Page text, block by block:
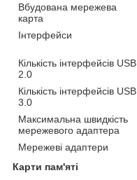
Вбудована мережева
карта
Інтерфейси
Кількість інтерфейсів USB
2.0
Кількість інтерфейсів USB
3.0
Максимальна швидкість
мережевого адаптера
Мережеві адаптери
Карти пам'яті